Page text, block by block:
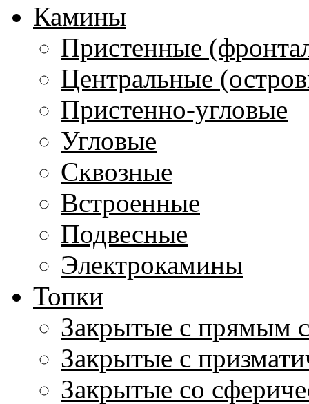
Камины
Пристенные
Центральные
Пристенно-угловые
Угловые
Сквозные
Встроенные
Подвесные
Электрокамины
Топки
Закрытые с прямым
Закрытые с
Закрытые со